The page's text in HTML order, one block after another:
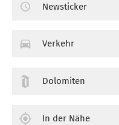
Newsticker
Verkehr
Dolomiten
In der Nähe